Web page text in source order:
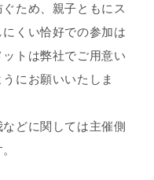
ため、親子ともにス
くい恰好での参加は
トは弊社でご用意い
にお願いいたしま
どに関しては主催側